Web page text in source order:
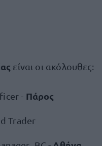
είναι οι ακόλουθες:
- Πάρος
Trader